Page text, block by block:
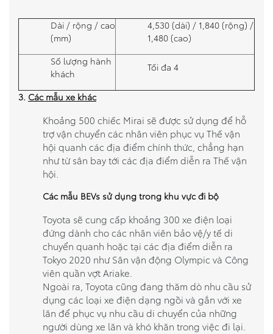
Dài / rộng / cao
(mm)
4,530 (dài) / 1,840 (rộng) /
1,480 (cao)
Số lượng hành
khách
Tối đa 4
3. Các mẫu xe khác
Khoảng 500 chiếc Mirai sẽ được sử dụng để hỗ
trợ vận chuyển các nhân viên phục vụ Thế vận
hội quanh các địa điểm chính thức, chẳng hạn
như từ sân bay tới các địa điểm diễn ra Thế vận
hội.
Các mẫu BEVs sử dụng trong khu vực đi bộ
Toyota sẽ cung cấp khoảng 300 xe điện loại
đứng dành cho các nhân viên bảo vệ/y tế di
chuyển quanh hoặc tại các địa điểm diễn ra
Tokyo 2020 như Sân vận động Olympic và Công
viên quần vợt Ariake.
Ngoài ra, Toyota cũng đang thăm dò nhu cầu sử
dụng các loại xe điện dạng ngồi và gắn với xe
lăn để phục vụ nhu cầu di chuyển của những
người dùng xe lăn và khó khăn trong việc đi lại.